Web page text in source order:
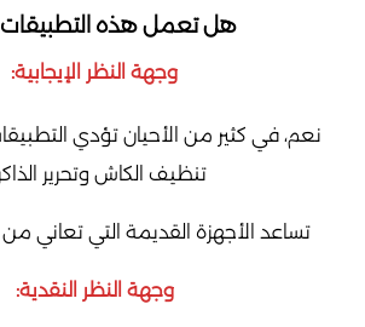
هل تعمل هذه التطبيقات
وجهة النظر الإيجابية:
نعم، في كثير من الأحيان تؤدي
تنظيف الكاش وتحرير
تساعد الأجهزة القديمة التي تعاني
وجهة النظر النقدية: